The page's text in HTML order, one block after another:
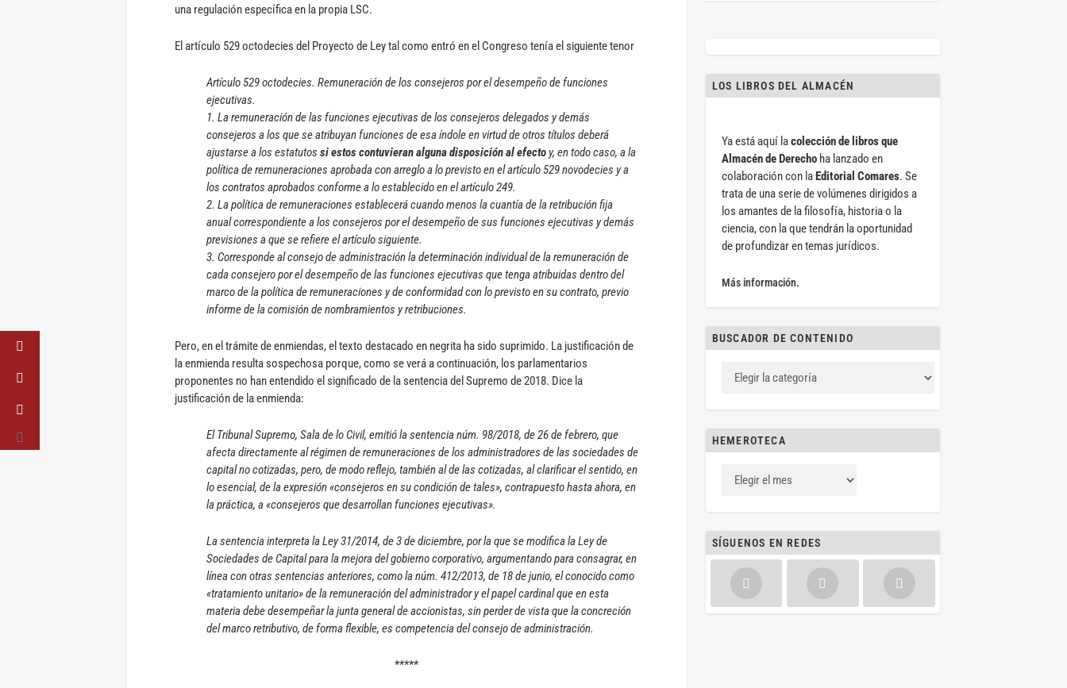
una regulación específica en la propia LSC.
El artículo 529 octodecies del Proyecto de Ley tal como entró en el Congreso tenía el siguiente tenor
Artículo 529 octodecies. Remuneración de los consejeros por el desempeño de funciones
ejecutivas.
1. La remuneración de las funciones ejecutivas de los consejeros delegados y demás
consejeros a los que se atribuyan funciones de esa índole en virtud de otros títulos deberá
ajustarse a los estatutos si estos contuvieran alguna disposición al efecto y, en todo caso, a la
política de remuneraciones aprobada con arreglo a lo previsto en el artículo 529 novodecies y a
los contratos aprobados conforme a lo establecido en el artículo 249.
2. La política de remuneraciones establecerá cuando menos la cuantía de la retribución fija
anual correspondiente a los consejeros por el desempeño de sus funciones ejecutivas y demás
previsiones a que se refiere el artículo siguiente.
3. Corresponde al consejo de administración la determinación individual de la remuneración de
cada consejero por el desempeño de las funciones ejecutivas que tenga atribuidas dentro del
marco de la política de remuneraciones y de conformidad con lo previsto en su contrato, previo
informe de la comisión de nombramientos y retribuciones.
Pero, en el trámite de enmiendas, el texto destacado en negrita ha sido suprimido. La justificación de
la enmienda resulta sospechosa porque, como se verá a continuación, los parlamentarios
proponentes no han entendido el significado de la sentencia del Supremo de 2018. Dice la
justificación de la enmienda:
El Tribunal Supremo, Sala de lo Civil, emitió la sentencia núm. 98/2018, de 26 de febrero, que
afecta directamente al régimen de remuneraciones de los administradores de las sociedades de
capital no cotizadas, pero, de modo reflejo, también al de las cotizadas, al clarificar el sentido, en
lo esencial, de la expresión «consejeros en su condición de tales», contrapuesto hasta ahora, en
la práctica, a «consejeros que desarrollan funciones ejecutivas».
La sentencia interpreta la Ley 31/2014, de 3 de diciembre, por la que se modifica la Ley de
Sociedades de Capital para la mejora del gobierno corporativo, argumentando para consagrar, en
línea con otras sentencias anteriores, como la núm. 412/2013, de 18 de junio, el conocido como
«tratamiento unitario» de la remuneración del administrador y el papel cardinal que en esta
materia debe desempeñar la junta general de accionistas, sin perder de vista que la concreción
del marco retributivo, de forma flexible, es competencia del consejo de administración.
*****
LOS LIBROS DEL ALMACÉN
Ya está aquí lacolección de libros que
Almacén de Derechoha lanzado en
colaboración con laEditorial Comares. Se
trata de una serie de volúmenes dirigidos a
los amantes de la filosofía, historia o la
ciencia, con la que tendrán la oportunidad
de profundizar en temas jurídicos.
Más información.
BUSCADOR DE CONTENIDO
HEMEROTECA
SÍGUENOS EN REDES